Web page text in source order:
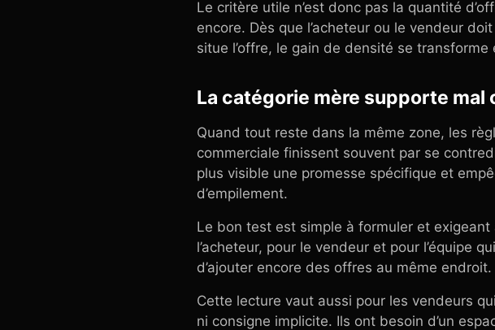
Le critère utile n’est donc pas la quantité
encore. Dès que l’acheteur ou le vendeur
situe l’offre, le gain de densité se
La catégorie mère supporte
Quand tout reste dans la même zone, les
commerciale finissent souvent par se
plus visible une promesse spécifique et
d’empilement.
Le bon test est simple à formuler et
l’acheteur, pour le vendeur et pour l’équipe
d’ajouter encore des offres au même endroit.
Cette lecture vaut aussi pour les vendeurs
ni consigne implicite. Ils ont besoin d’un